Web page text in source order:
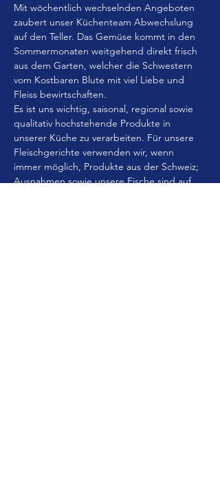
Mit wöchentlich wechselnden Angeboten
zaubert unser Küchenteam Abwechslung
auf den Teller. Das Gemüse kommt in den
Sommermonaten weitgehend direkt frisch
aus dem Garten, welcher die Schwestern
vom Kostbaren Blute mit viel Liebe und
Fleiss bewirtschaften.
Es ist uns wichtig, saisonal, regional sowie
qualitativ hochstehende Produkte in
unserer Küche zu verarbeiten. Für unsere
Fleischgerichte verwenden wir, wenn
immer möglich, Produkte aus der Schweiz;
Ausnahmen sowie unsere Fische sind auf